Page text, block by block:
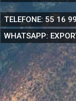
TELEFONE: 55 16
WHATSAPP: